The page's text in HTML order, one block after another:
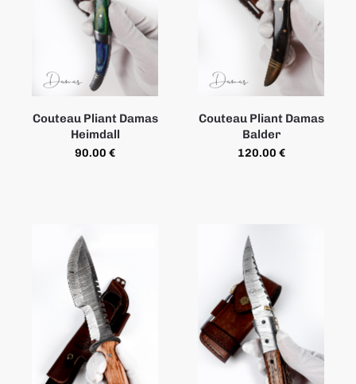
Couteau Pliant Damas
Heimdall
90.00 €
Couteau Pliant Damas
Balder
120.00 €